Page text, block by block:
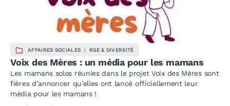
AFFAIRES SOCIALES ｜ RSE & DIVERSITÉ
Voix des Mères : un média pour les mamans
Les mamans solos réunies dans le projet Voix des Mères sont
fières d’annoncer qu’elles ont lancé officiellement leur
média pour les mamans !